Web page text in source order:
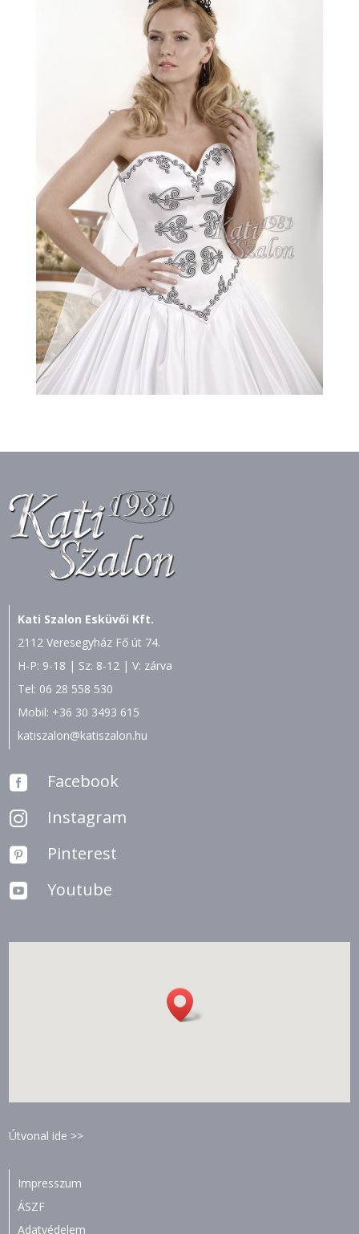
Kati Szalon Esküvői Kft.
2112 Veresegyház Fő út 74.
H-P: 9-18 | Sz: 8-12 | V: zárva
Tel: 06 28 558 530
Mobil: +36 30 3493 615
katiszalon@katiszalon.hu
 Facebook
 Instagram
 Pinterest
 Youtube
Útvonal ide >>
Impresszum
ÁSZF
Adatvédelem